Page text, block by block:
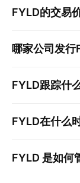
FYLD的交易
哪家公司发行
FYLD跟踪什
FYLD在什么
FYLD 是如何